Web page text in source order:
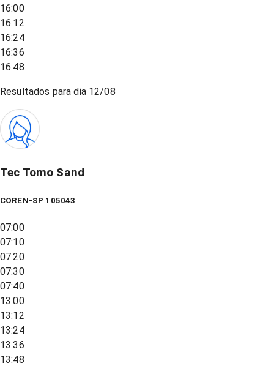
16:00
16:12
16:24
16:36
16:48
Resultados para dia 12/08
Tec Tomo Sand
COREN-SP 105043
07:00
07:10
07:20
07:30
07:40
13:00
13:12
13:24
13:36
13:48